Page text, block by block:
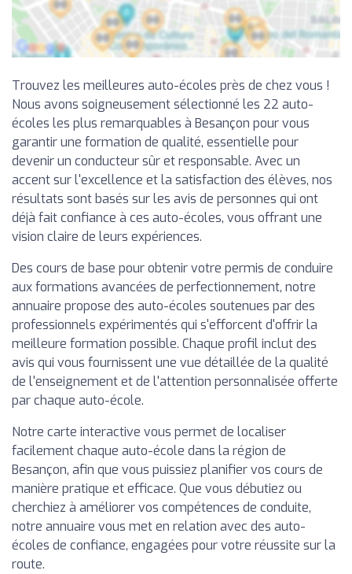
Trouvez les meilleures auto-écoles près de chez vous !
Nous avons soigneusement sélectionné les 22 auto-
écoles les plus remarquables à Besançon pour vous
garantir une formation de qualité, essentielle pour
devenir un conducteur sûr et responsable. Avec un
accent sur l'excellence et la satisfaction des élèves, nos
résultats sont basés sur les avis de personnes qui ont
déjà fait confiance à ces auto-écoles, vous offrant une
vision claire de leurs expériences.
Des cours de base pour obtenir votre permis de conduire
aux formations avancées de perfectionnement, notre
annuaire propose des auto-écoles soutenues par des
professionnels expérimentés qui s'efforcent d'offrir la
meilleure formation possible. Chaque profil inclut des
avis qui vous fournissent une vue détaillée de la qualité
de l'enseignement et de l'attention personnalisée offerte
par chaque auto-école.
Notre carte interactive vous permet de localiser
facilement chaque auto-école dans la région de
Besançon, afin que vous puissiez planifier vos cours de
manière pratique et efficace. Que vous débutiez ou
cherchiez à améliorer vos compétences de conduite,
notre annuaire vous met en relation avec des auto-
écoles de confiance, engagées pour votre réussite sur la
route.